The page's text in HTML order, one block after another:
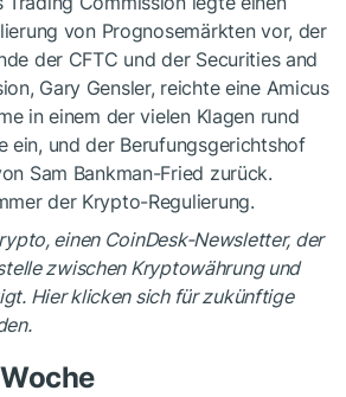
von Prognosemärkten vor, der
der CFTC und der Securities and
Gary Gensler, reichte eine Amicus
in einem der vielen Klagen rund
ein, und der Berufungsgerichtshof
Sam Bankman-Fried zurück.
der Krypto-Regulierung.
einen CoinDesk-Newsletter, der
zwischen Kryptowährung und
Hier klicken sich für zukünftige